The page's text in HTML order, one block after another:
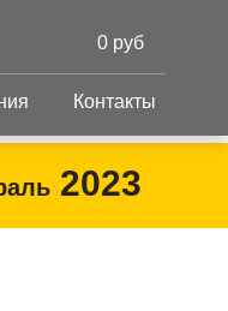
0 руб
Контакты
2023